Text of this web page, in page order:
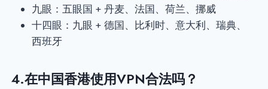
九眼：五眼国 + 丹麦、法国、荷兰、挪威
十四眼：九眼 + 德国、比利时、意大利、瑞典、
西班牙
4.在中国香港使用VPN合法吗？